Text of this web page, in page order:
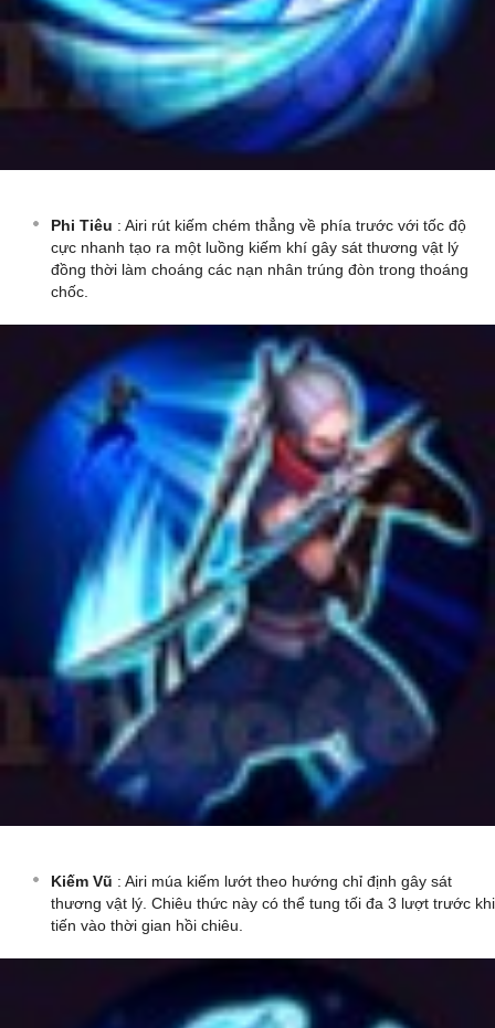
Phi Tiêu : Airi rút kiếm chém thẳng về phía trước với tốc độ
cực nhanh tạo ra một luồng kiếm khí gây sát thương vật lý
đồng thời làm choáng các nạn nhân trúng đòn trong thoáng
chốc.
Kiếm Vũ : Airi múa kiếm lướt theo hướng chỉ định gây sát
thương vật lý. Chiêu thức này có thể tung tối đa 3 lượt trước khi
tiến vào thời gian hồi chiêu.